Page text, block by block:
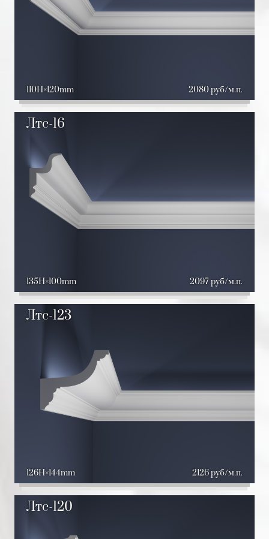
110H 120mm 2080 руб/м.п.
Лтс-16
135H 100mm 2097 руб/м.п.
Лтс-123
126H 144mm 2126 руб/м.п.
Лтс-120